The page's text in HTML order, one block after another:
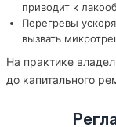
приводит к
Перегревы
вызвать
На практике
до капитального